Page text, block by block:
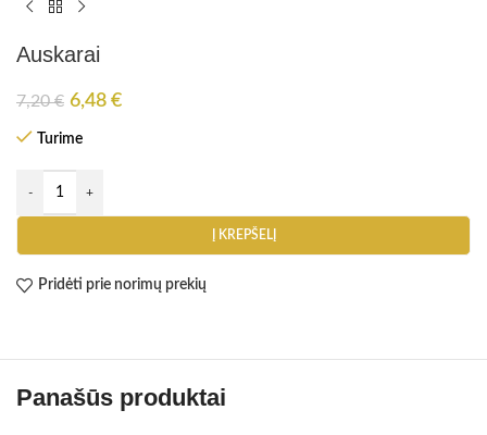
Auskarai
7,20€ 6,48 €
Turime
Į KREPŠELĮ
Pridėti prie norimų prekių
Panašūs produktai